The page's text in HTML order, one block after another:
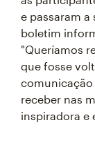
e passaram
boletim
"Queríamos
que fosse
comunicação
receber nas
inspiradora e